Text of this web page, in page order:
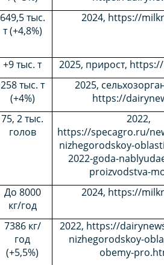
649,5 тыс.
т (+4,8%)
2024, https://
+9 тыс. т
2025, прирост,
258 тыс. т
(+4%)
2025,
https://
75, 2 тыс.
голов
2022,
https://specagro.ru/
nizhegorodskoy-
2022-goda-
proizvodstva-
До 8000
кг/год
2024, https://
7386 кг/
год
(+5,5%)
2022, https://
nizhegorodskoy-
obemy-